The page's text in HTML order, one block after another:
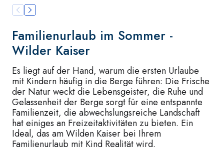
Familienurlaub im Sommer -
Wilder Kaiser
Es liegt auf der Hand, warum die ersten Urlaube
mit Kindern häufig in die Berge führen: Die Frische
der Natur weckt die Lebensgeister, die Ruhe und
Gelassenheit der Berge sorgt für eine entspannte
Familienzeit, die abwechslungsreiche Landschaft
hat einiges an Freizeitaktivitäten zu bieten. Ein
Ideal, das am Wilden Kaiser bei Ihrem
Familienurlaub mit Kind Realität wird.